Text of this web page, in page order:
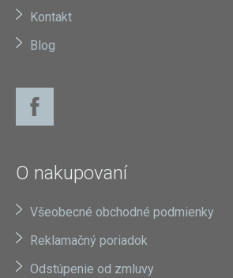
Kontakt
Blog
O nakupovaní
Všeobecné obchodné podmienky
Reklamačný poriadok
Odstúpenie od zmluvy